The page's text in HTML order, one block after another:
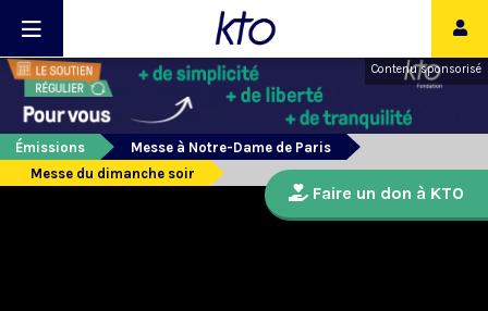
Contenu sponsorisé
Émissions
Messe à Notre-Dame de Paris
Messe du dimanche soir
Faire un don à KTO